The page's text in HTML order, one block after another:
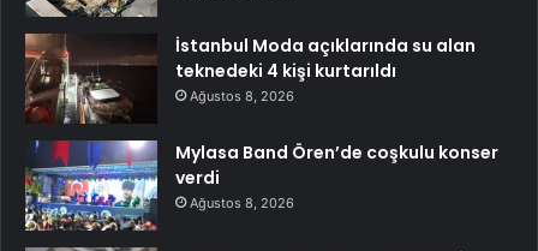
İstanbul Moda açıklarında su alan
teknedeki 4 kişi kurtarıldı
Ağustos 8, 2026
Mylasa Band Ören’de coşkulu konser
verdi
Ağustos 8, 2026